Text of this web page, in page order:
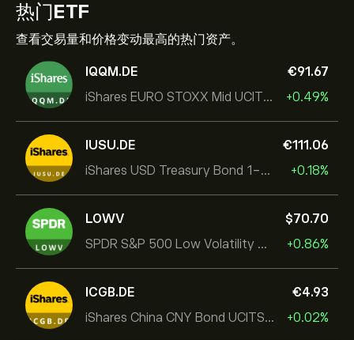
热门ETF
查看交易量和价格变动最高的热门资产。
IQQM.DE
iShares EURO STOXX Mid UCITS ETF
‎€‎91.67
+0.49%
IUSU.DE
iShares USD Treasury Bond 1-3yr UCITS ETF
‎€‎111.06
+0.18%
LOWV
SPDR S&P 500 Low Volatility UCITS ETF
‎$‎70.70
+0.86%
ICGB.DE
iShares China CNY Bond UCITS ETF
‎€‎4.93
+0.02%